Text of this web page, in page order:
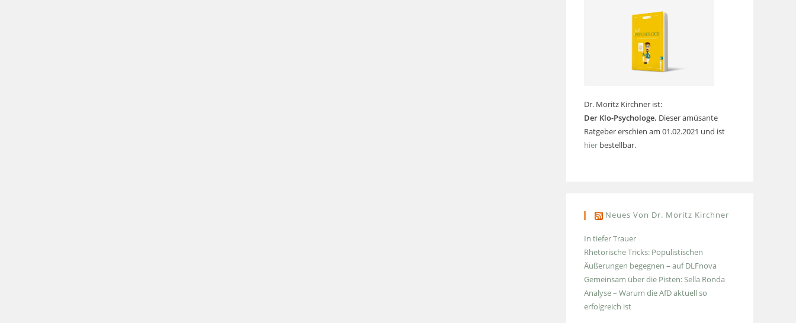
Dr. Moritz Kirchner ist:
Der Klo-Psychologe. Dieser amüsante
Ratgeber erschien am 01.02.2021 und ist
hier bestellbar.
Neues Von Dr. Moritz Kirchner
In tiefer Trauer
Rhetorische Tricks: Populistischen
Äußerungen begegnen – auf DLFnova
Gemeinsam über die Pisten: Sella Ronda
Analyse – Warum die AfD aktuell so
erfolgreich ist